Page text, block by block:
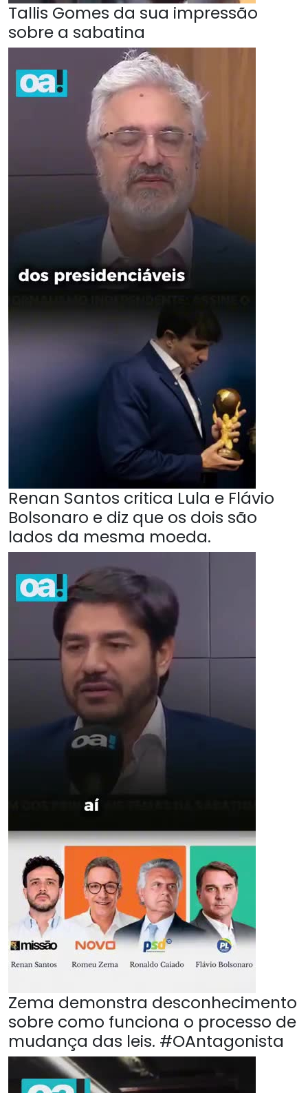
Tallis Gomes da sua impressão
sobre a sabatina
Renan Santos critica Lula e Flávio
Bolsonaro e diz que os dois são
lados da mesma moeda.
Zema demonstra desconhecimento
sobre como funciona o processo de
mudança das leis. #OAntagonista